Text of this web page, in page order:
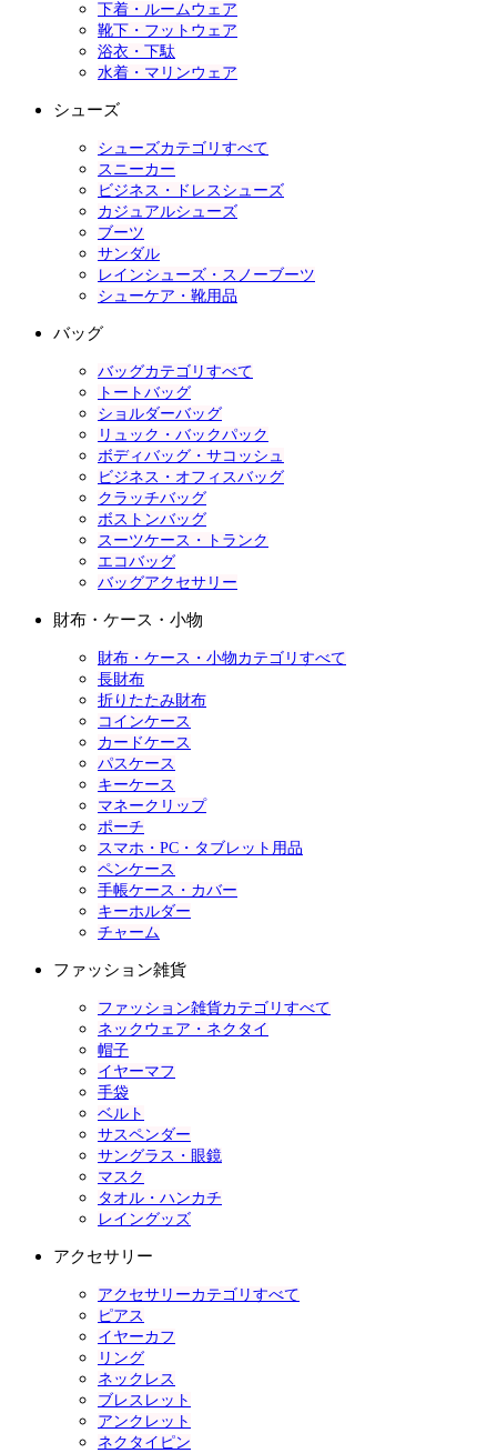
下着・ルームウェア
靴下・フットウェア
浴衣・下駄
水着・マリンウェア
シューズ
シューズカテゴリすべて
スニーカー
ビジネス・ドレスシューズ
カジュアルシューズ
ブーツ
サンダル
レインシューズ・スノーブーツ
シューケア・靴用品
バッグ
バッグカテゴリすべて
トートバッグ
ショルダーバッグ
リュック・バックパック
ボディバッグ・サコッシュ
ビジネス・オフィスバッグ
クラッチバッグ
ボストンバッグ
スーツケース・トランク
エコバッグ
バッグアクセサリー
財布・ケース・小物
財布・ケース・小物カテゴリすべて
長財布
折りたたみ財布
コインケース
カードケース
パスケース
キーケース
マネークリップ
ポーチ
スマホ・PC・タブレット用品
ペンケース
手帳ケース・カバー
キーホルダー
チャーム
ファッション雑貨
ファッション雑貨カテゴリすべて
ネックウェア・ネクタイ
帽子
イヤーマフ
手袋
ベルト
サスペンダー
サングラス・眼鏡
マスク
タオル・ハンカチ
レイングッズ
アクセサリー
アクセサリーカテゴリすべて
ピアス
イヤーカフ
リング
ネックレス
ブレスレット
アンクレット
ネクタイピン